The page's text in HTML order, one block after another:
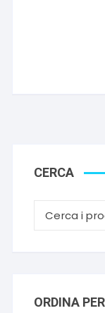
CERCA
ORDINA